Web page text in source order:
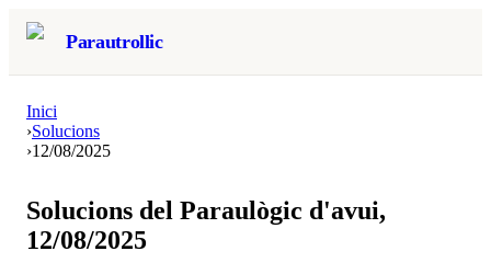
Parautrollic
Inici
›Solucions
›12/08/2025
Solucions del Paraulògic d'avui,
12/08/2025